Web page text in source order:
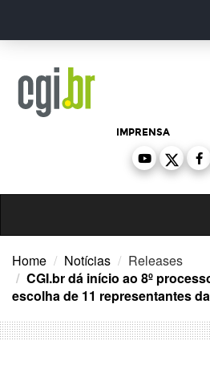
o
IMPRENSA
Home Notícias
Releases
CGI.br dá início ao 8º
escolha de 11 representantes